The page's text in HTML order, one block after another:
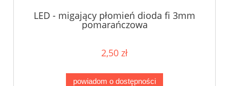
LED - migający płomień dioda fi 3mm
pomarańczowa
2,50 zł
powiadom o dostępności